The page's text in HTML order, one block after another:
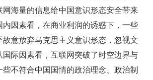
网海量的信息给中国意识形态安全带来
内因素看，在商业利润的诱惑下，一些
故意放弃马克思主义意识形态，忽视文
国际因素看，互联网突破了时空边界与
不符合中国国情的政治理念、政治制